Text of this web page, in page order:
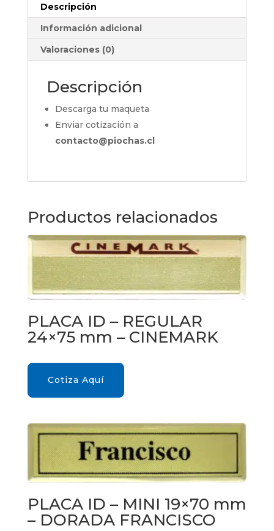
Descripción
Información adicional
Valoraciones (0)
Descripción
Descarga tu maqueta
Enviar cotización a
contacto@piochas.cl
Productos relacionados
PLACA ID – REGULAR
24×75 mm – CINEMARK
Cotiza Aquí
PLACA ID – MINI 19×70 mm
– DORADA FRANCISCO